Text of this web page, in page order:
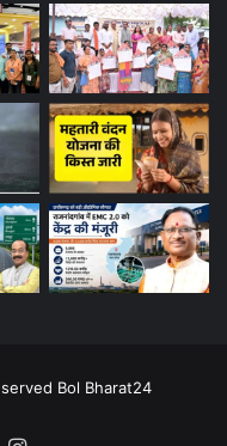
Bol Bharat24